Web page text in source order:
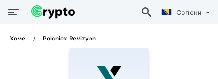
Српски
Хоме Poloniex Revizyon